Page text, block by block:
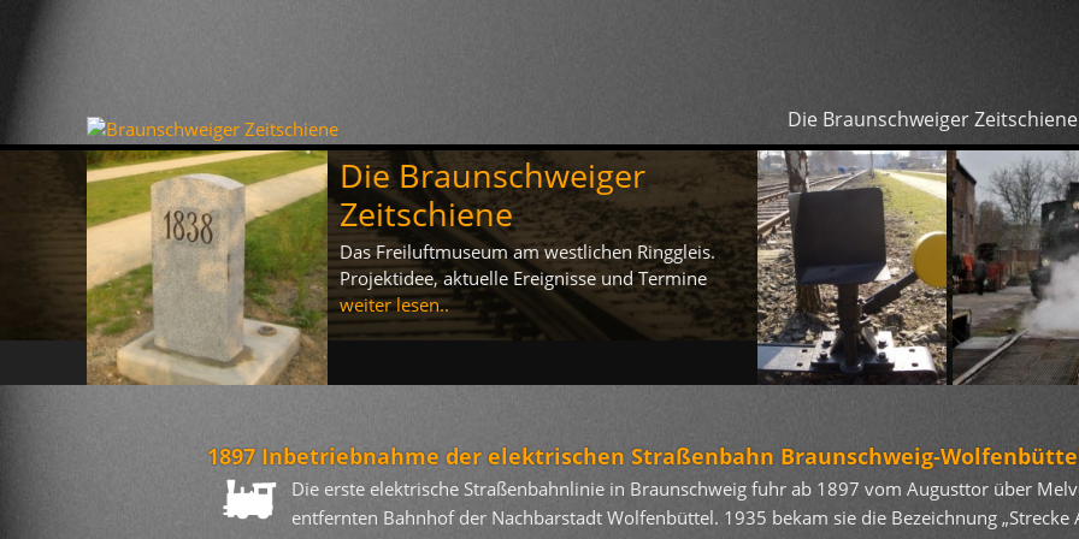
Die Braunschweiger
Zeitschiene
Das Freiluftmuseum am westlichen Ringgleis.
Projektidee, aktuelle Ereignisse und Termine
weiter lesen..
Das
weiter
1897 Inbetriebnahme der elektrischen Straßenbahn Braunschweig-
Die erste elektrische Straßenbahnlinie in Braunschweig fuhr ab 1897 vom Augusttor über
entfernten Bahnhof der Nachbarstadt Wolfenbüttel. 1935 bekam sie die Bezeichnung „Strecke
Die Braunschweiger Zeitschiene